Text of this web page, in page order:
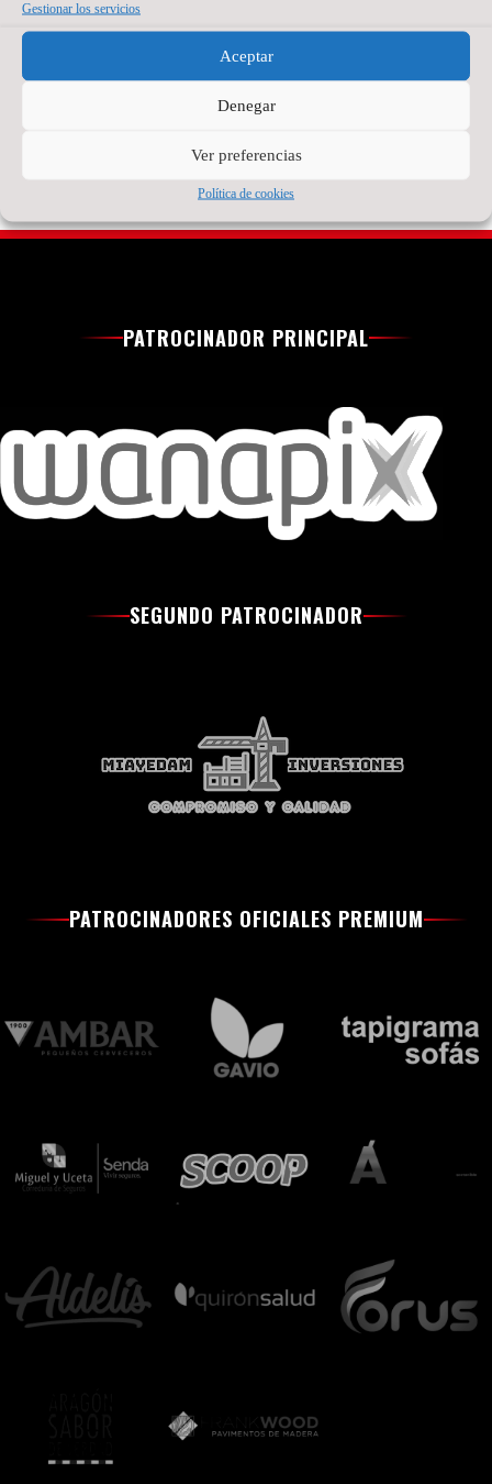
Gestionar los servicios
Aceptar
Denegar
Ver preferencias
Política de cookies
fútbol sala español.
Tiene 21 años, pero
recorrido.
PATROCINADOR PRINCIPAL
SEGUNDO PATROCINADOR
PATROCINADORES OFICIALES PREMIUM